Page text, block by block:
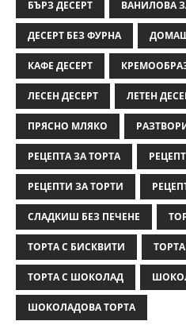
БЪРЗ ДЕСЕРТ ВАНИЛОВА
ДЕСЕРТ БЕЗ ФУРНА
КАФЕ ДЕСЕРТ
ЛЕСЕН ДЕСЕРТ ЛЕТЕН
ПРЯСНО МЛЯКО
РЕЦЕПТА ЗА ТОРТА
РЕЦЕПТИ ЗА ТОРТИ
СЛАДКИШ БЕЗ ПЕЧЕНЕ
ТОРТА С БИСКВИТИ
ТОРТА С ШОКОЛАД
ШОКОЛАДОВА ТОРТА